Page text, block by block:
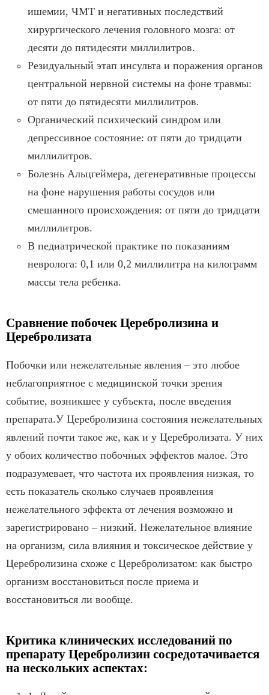
ишемии, ЧМТ и негативных последствий
хирургического лечения головного мозга: от
десяти до пятидесяти миллилитров.
Резидуальный этап инсульта и поражения органов
центральной нервной системы на фоне травмы:
от пяти до пятидесяти миллилитров.
Органический психический синдром или
депрессивное состояние: от пяти до тридцати
миллилитров.
Болезнь Альцгеймера, дегенеративные процессы
на фоне нарушения работы сосудов или
смешанного происхождения: от пяти до тридцати
миллилитров.
В педиатрической практике по показаниям
невролога: 0,1 или 0,2 миллилитра на килограмм
массы тела ребенка.
Сравнение побочек Церебролизина и
Церебролизата
Побочки или нежелательные явления – это любое
неблагоприятное с медицинской точки зрения
событие, возникшее у субъекта, после введения
препарата.У Церебролизина состояния нежелательных
явлений почти такое же, как и у Церебролизата. У них
у обоих количество побочных эффектов малое. Это
подразумевает, что частота их проявления низкая, то
есть показатель сколько случаев проявления
нежелательного эффекта от лечения возможно и
зарегистрировано – низкий. Нежелательное влияние
на организм, сила влияния и токсическое действие у
Церебролизина схоже с Церебролизатом: как быстро
организм восстановиться после приема и
восстановиться ли вообще.
Критика клинических исследований по
препарату Церебролизин сосредотачивается
на нескольких аспектах: